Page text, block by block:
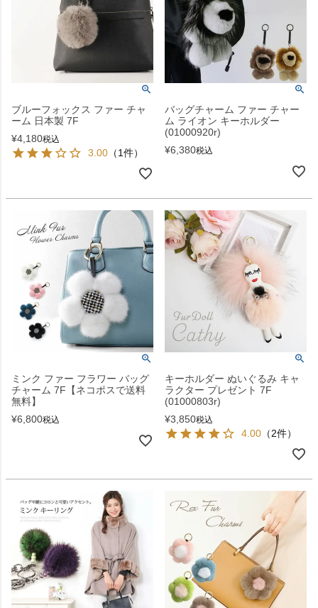
ブルーフォックス ファー チャ
ーム 日本製 7F
¥4,180税込
3.00 （1件）
バッグチャーム ファー チャー
ム ライオン キーホルダー
(01000920r)
¥6,380税込
ミンク ファー フラワー バッグ
チャーム 7F【ネコポスで送料
無料】
¥6,800税込
キーホルダー ぬいぐるみ キャ
ラクター プレゼント 7F
(01000803r)
¥3,850税込
4.00 （2件）